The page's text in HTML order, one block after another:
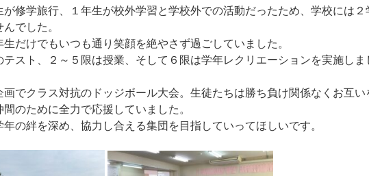
が修学旅行、１年生が校外学習と学校外での活動だったため、学校には２
でした。
生だけでもいつも通り笑顔を絶やさず過ごしていました。
テスト、２～５限は授業、そして６限は学年レクリエーションを実施しま
画でクラス対抗のドッジボール大会。生徒たちは勝ち負け関係なくお互い
のために全力で応援していました。
年の絆を深め、協力し合える集団を目指していってほしいです。